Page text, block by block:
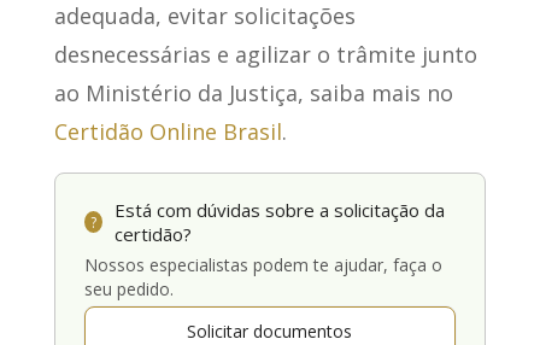
adequada, evitar solicitações
desnecessárias e agilizar o trâmite junto
ao Ministério da Justiça, saiba mais no
Certidão Online Brasil.
?
Está com dúvidas sobre a solicitação da
certidão?
Nossos especialistas podem te ajudar, faça o
seu pedido.
Solicitar documentos